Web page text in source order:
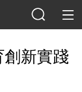
新實踐